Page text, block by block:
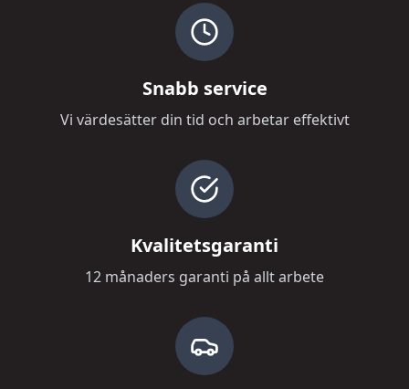
Snabb service
Vi värdesätter din tid och arbetar effektivt
Kvalitetsgaranti
12 månaders garanti på allt arbete